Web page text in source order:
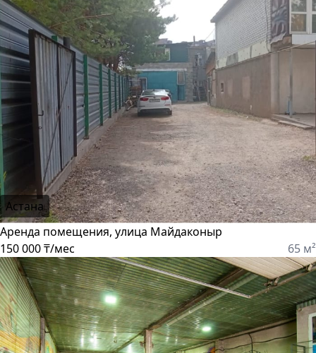
Астана
Аренда помещения, улица Майдаконыр
150 000 ₸/мес
65 м²